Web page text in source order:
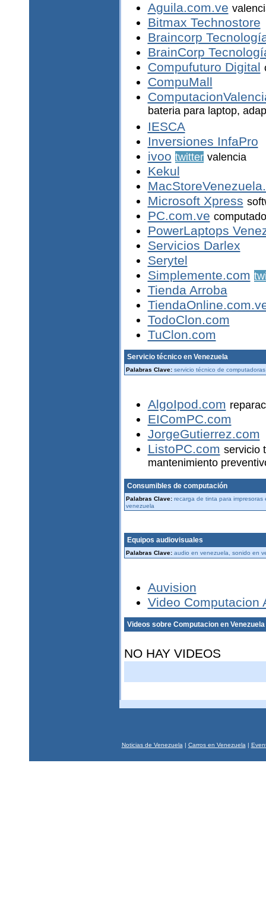
Aguila.com.ve
Bitmax Technostore
Braincorp
BrainCorp
Compufuturo Digital
CompuMall
bateria para laptop,
IESCA
Inversiones InfaPro
ivoo twitter valencia
Kekul
Microsoft Xpress
PC.com.ve
PowerLaptops
Servicios Darlex
Serytel
Simplemente.com
Tienda Arroba
TodoClon.com
TuClon.com
Servicio técnico en Venezuela
Palabras Clave: servicio técnico de
AlgoIpod.com
EIComPC.com
JorgeGutierrez.com
ListoPC.com servicio
mantenimiento
Consumibles de computación
Palabras Clave: recarga de tinta para
venezuela
Equipos audiovisuales
Palabras Clave: audio en venezuela, sonido en
Auvision
Video Computacion
Videos sobre Computacion en Venezuela
NO HAY VIDEOS
Noticias de Venezuela | Carros en Venezuela |